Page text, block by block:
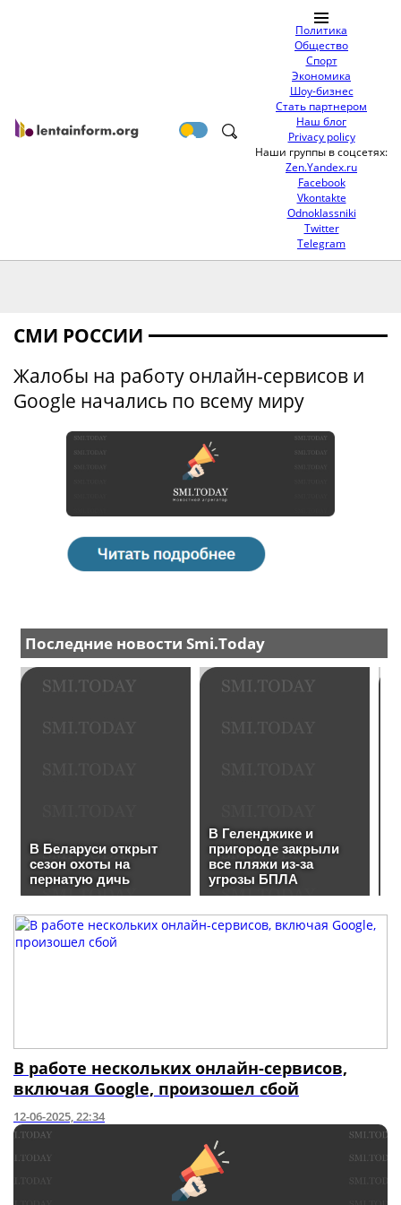
Политика
Общество
Спорт
Экономика
Шоу-бизнес
Стать партнером
Наш блог
Privacy policy
Наши группы в соцсетях:
Zen.Yandex.ru
Facebook
Vkontakte
Odnoklassniki
Twitter
Telegram
СМИ РОССИИ
Жалобы на работу онлайн-сервисов и
Google начались по всему миру
В работе нескольких онлайн-сервисов,
включая Google, произошел сбой
12-06-2025, 22:34